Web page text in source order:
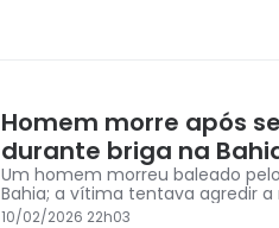
Homem morre após
durante briga na
Um homem morreu baleado
Bahia; a vítima tentava agredir
10/02/2026 22h03